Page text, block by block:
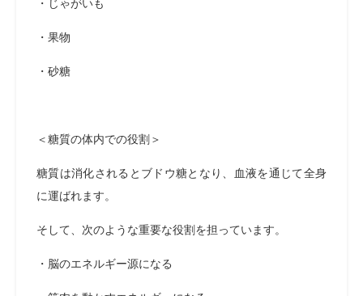
・じゃがいも
・果物
・砂糖
＜糖質の体内での役割＞
糖質は消化されるとブドウ糖となり、血液を通じて全身
に運ばれます。
そして、次のような重要な役割を担っています。
・脳のエネルギー源になる